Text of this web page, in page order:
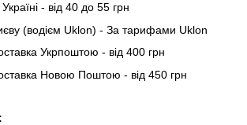
- від 40 до 55 грн
(водієм Uklon) - За тарифами Uklon
Укрпоштою - від 400 грн
Новою Поштою - від 450 грн